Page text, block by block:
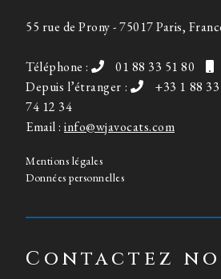
55 rue de Prony - 75017 Paris,
Téléphone : 01 88 33 51 80
Depuis l’étranger :
+33 1 88
74 12 34
Email : info@wjavocats.com
Mentions légales
Données personnelles
Contactez